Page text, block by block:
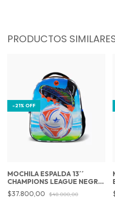
PRODUCTOS
-21% OFF
MOCHILA ESPALDA 13´´
CHAMPIONS LEAGUE NEGRO
CON LUZ LED
$37.800,00 $48.000,00